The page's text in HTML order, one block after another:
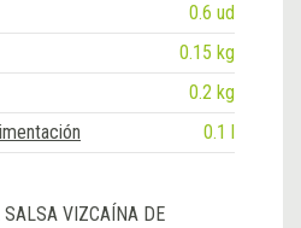
0.6 ud
0.15 kg
0.2 kg
0.1 l
SALSA VIZCAÍNA DE